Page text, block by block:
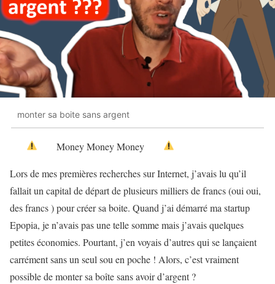
monter sa boite sans argent
Money Money Money
Lors de mes premières recherches sur Internet, j’avais lu qu’il
fallait un capital de départ de plusieurs milliers de francs (oui oui,
des francs ) pour créer sa boite. Quand j’ai démarré ma startup
Epopia, je n’avais pas une telle somme mais j’avais quelques
petites économies. Pourtant, j’en voyais d’autres qui se lançaient
carrément sans un seul sou en poche ! Alors, c’est vraiment
possible de monter sa boîte sans avoir d’argent ?